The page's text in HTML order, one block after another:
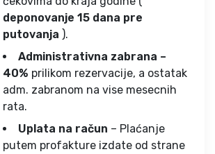
deponovanje 15 dana pre
putovanja ).
Administrativna zabrana –
40% prilikom rezervacije, a ostatak
adm. zabranom na vise mesecnih
rata.
Uplata na račun – Plaćanje
putem profakture izdate od strane